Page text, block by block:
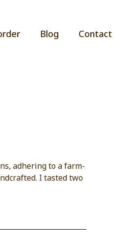
Blog Contact
adhering to a farm-
I tasted two